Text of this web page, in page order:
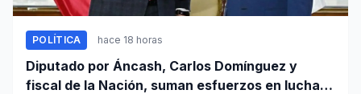
POLÍTICA hace 18 horas
Diputado por Áncash, Carlos Domínguez y
fiscal de la Nación, suman esfuerzos en lucha